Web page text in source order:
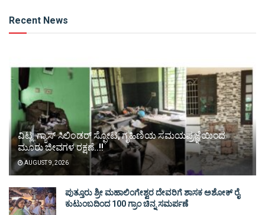
Recent News
ವಿಟ್ಲ: ಗ್ಯಾಸ್ ಸಿಲಿಂಡರ್ ಸ್ಫೋಟ; ಗೃಹಿಣಿಯ ಸಮಯಪ್ರಜ್ಞೆಯಿಂದ
ಮೂರು ಜೀವಗಳ ರಕ್ಷಣೆ..!!
AUGUST 9, 2026
ಪುತ್ತೂರು ಶ್ರೀ ಮಹಾಲಿಂಗೇಶ್ವರ ದೇವರಿಗೆ ಶಾಸಕ ಅಶೋಕ್ ರೈ
ಕುಟುಂಬದಿಂದ 100 ಗ್ರಾಂ ಚಿನ್ನ ಸಮರ್ಪಣೆ